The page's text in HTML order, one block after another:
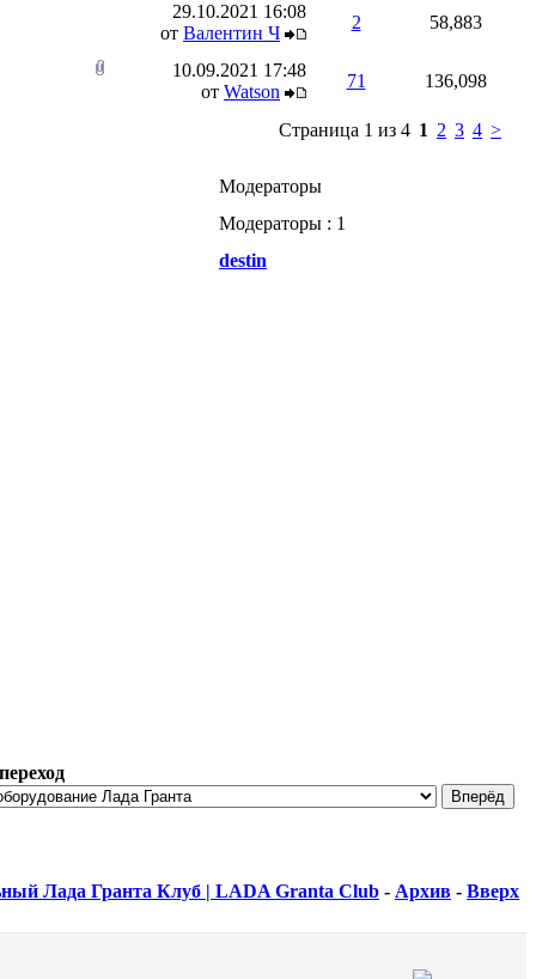
29.10.2021 16:08
от Валентин Ч
2 58,883
10.09.2021 17:48
от Watson
71 136,098
Страница 1 из 4 1 2 3 4 >
Модераторы
Модераторы : 1
destin
Лада Гранта Клуб | LADA Granta Club - Архив - Вверх